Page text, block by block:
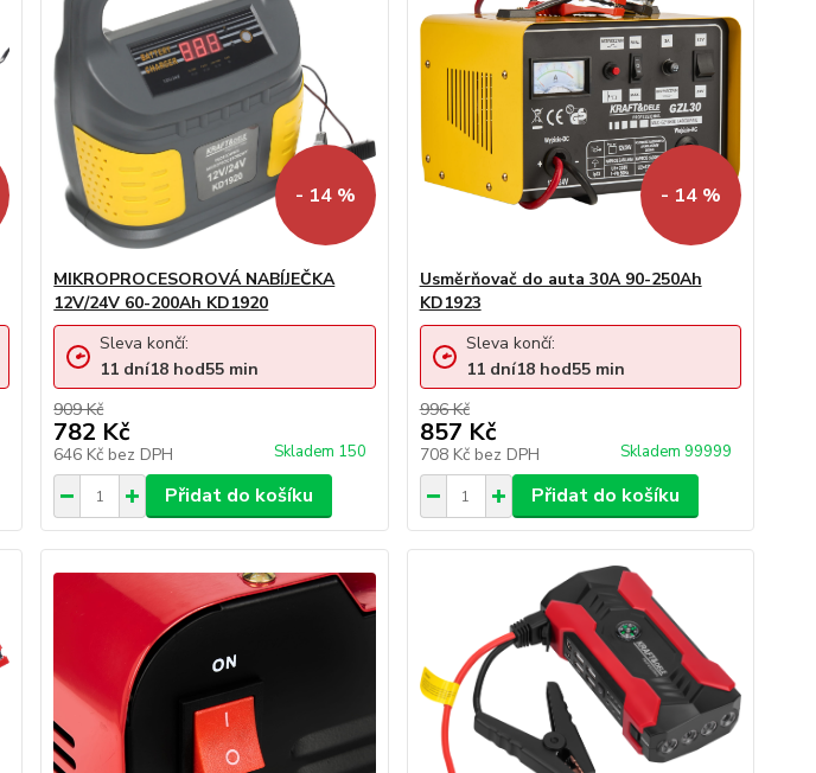
- 14 %
MIKROPROCESOROVÁ NABÍJEČKA
12V/24V 60-200Ah KD1920
909 Kč
782 Kč
646 Kč bez DPH Skladem 150
Sleva končí:
11 dní18 hod55 min
Přidat do košíku
- 14 %
Usměrňovač do auta 30A 90-250Ah
KD1923
996 Kč
857 Kč
708 Kč bez DPH Skladem 99999
Sleva končí:
11 dní18hod55min
Přidat do košíku